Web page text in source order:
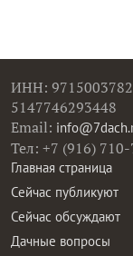
ИНН:
5147746293448
Email:
Тел: +7 (916)
Главная страница
Сейчас публикуют
Сейчас обсуждают
Дачные вопросы